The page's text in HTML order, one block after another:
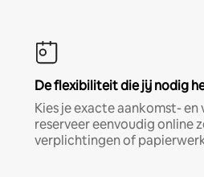
De flexibiliteit die jij nodig
Kies je exacte aankomst-
reserveer eenvoudig online
verplichtingen of